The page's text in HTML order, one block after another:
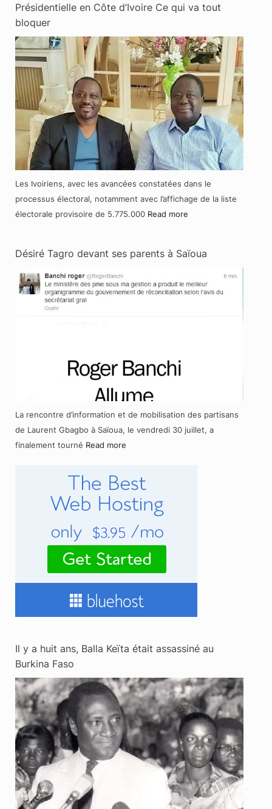
Présidentielle en Côte d’Ivoire Ce qui va tout
bloquer
Les Ivoiriens, avec les avancées constatées dans le
processus électoral, notamment avec l’affichage de la liste
électorale provisoire de 5.775.000 Read more
Désiré Tagro devant ses parents à Saïoua
La rencontre d’information et de mobilisation des partisans
de Laurent Gbagbo à Saïoua, le vendredi 30 juillet, a
finalement tourné Read more
Il y a huit ans, Balla Keïta était assassiné au
Burkina Faso